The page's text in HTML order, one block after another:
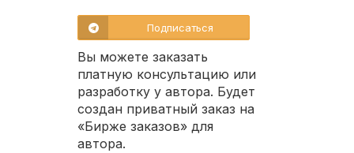
Подписаться
Вы можете заказать
платную консультацию или
разработку у автора. Будет
создан приватный заказ на
«Бирже заказов» для
автора.